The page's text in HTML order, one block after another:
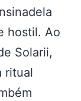
hostil. Ao
Solarii,
ritual